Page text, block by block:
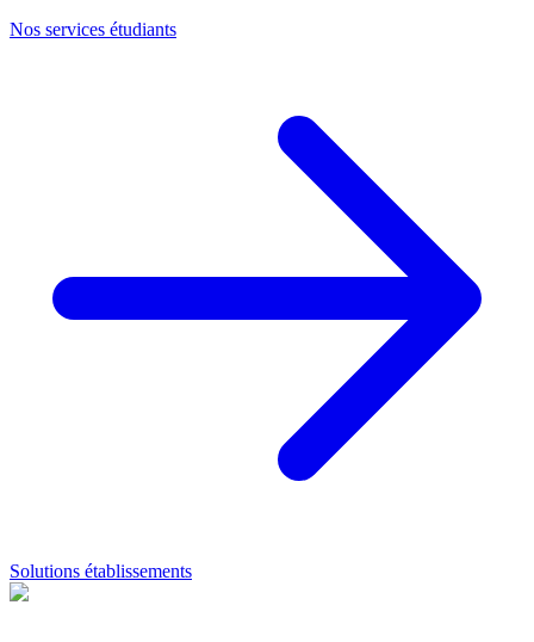
Nos services étudiants
Solutions établissements